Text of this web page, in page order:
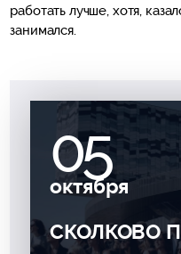
работать лучше, хотя,
занимался.
05
октября
СКОЛКОВО